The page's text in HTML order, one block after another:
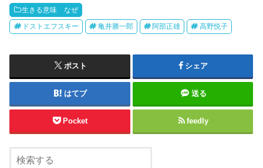
生きる意味 なぜ
ドストエフスキー 亀井勝一郎 阿部正雄 高野悦子
ポスト シェア
はてブ 送る
Pocket feedly